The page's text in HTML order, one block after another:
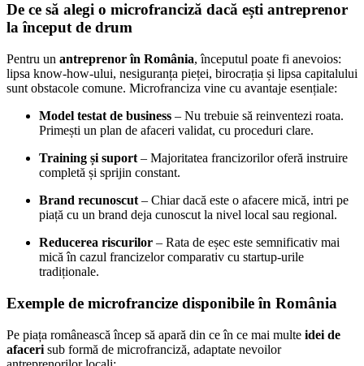
De ce să alegi o microfranciză dacă ești antreprenor
la început de drum
Pentru un antreprenor în România, începutul poate fi anevoios:
lipsa know-how-ului, nesiguranța pieței, birocrația și lipsa capitalului
sunt obstacole comune. Microfranciza vine cu avantaje esențiale:
Model testat de business – Nu trebuie să reinventezi roata.
Primești un plan de afaceri validat, cu proceduri clare.
Training și suport – Majoritatea francizorilor oferă instruire
completă și sprijin constant.
Brand recunoscut – Chiar dacă este o afacere mică, intri pe
piață cu un brand deja cunoscut la nivel local sau regional.
Reducerea riscurilor – Rata de eșec este semnificativ mai
mică în cazul francizelor comparativ cu startup-urile
tradiționale.
Exemple de microfrancize disponibile în România
Pe piața românească încep să apară din ce în ce mai multe idei de
afaceri sub formă de microfranciză, adaptate nevoilor